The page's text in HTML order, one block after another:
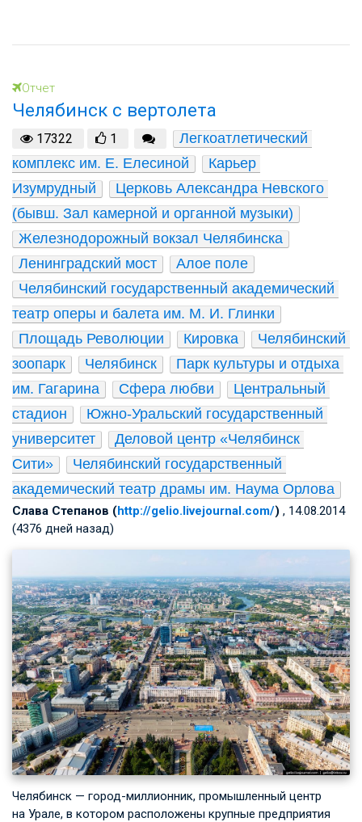
Отчет
Челябинск с вертолета
17322 1
Легкоатлетический
комплекс им. Е. Елесиной
Карьер
Изумрудный
Церковь Александра Невского
(бывш. Зал камерной и органной музыки)
Железнодорожный вокзал Челябинска
Ленинградский мост
Алое поле
Челябинский государственный академический
театр оперы и балета им. М. И. Глинки
Площадь Революции
Кировка
Челябинский
зоопарк
Челябинск
Парк культуры и отдыха
им. Гагарина
Сфера любви
Центральный
стадион
Южно-Уральский государственный
университет
Деловой центр «Челябинск
Сити»
Челябинский государственный
академический театр драмы им. Наума Орлова
Слава Степанов (http://gelio.livejournal.com/) , 14.08.2014
(4376 дней назад)
Челябинск — город-миллионник, промышленный центр
на Урале, в котором расположены крупные предприятия